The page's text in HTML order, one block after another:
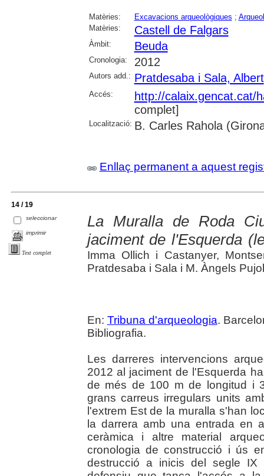
Matèries: Excavacions arqueològiques ;
Matèries:
Castell de Falgars
Àmbit: Beuda
Cronologia: 2012
Autors add.: Pratdesaba i Sala, Albert
Accés:
http://calaix.gencat.cat/
complet]
Localització: B. Carles Rahola
Enllaç permanent a aquest
14 / 19
seleccionar
imprimir
Text complet
La Muralla de Roda
jaciment de l'Esquerda
Imma Ollich i Castanyer,
Pratdesaba i Sala i M. Àngels
En: Tribuna d'arqueologia.
Bibliografia.
Les darreres intervencions
2012 al jaciment de l'Esquerda
de més de 100 m de longitud i
grans carreus irregulars units
l'extrem Est de la muralla s'han
la darrera amb una entrada en
ceràmica i altre material
cronologia de construcció i ús
destrucció a inicis del segle IX